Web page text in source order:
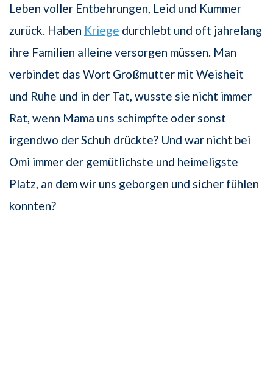
Leben voller Entbehrungen, Leid und Kummer
zurück. Ha­ben Kriege durchlebt und oft jahrelang
ihre Familien alleine versorgen müssen. Man
verbindet das Wort Großmutter mit Weisheit
und Ruhe und in der Tat, wusste sie nicht immer
Rat, wenn Mama uns schimpfte oder sonst
irgendwo der Schuh drückte? Und war nicht bei
Omi immer der gemütlichste und heimeligste
Platz, an dem wir uns geborgen und sicher fühlen
konnten?